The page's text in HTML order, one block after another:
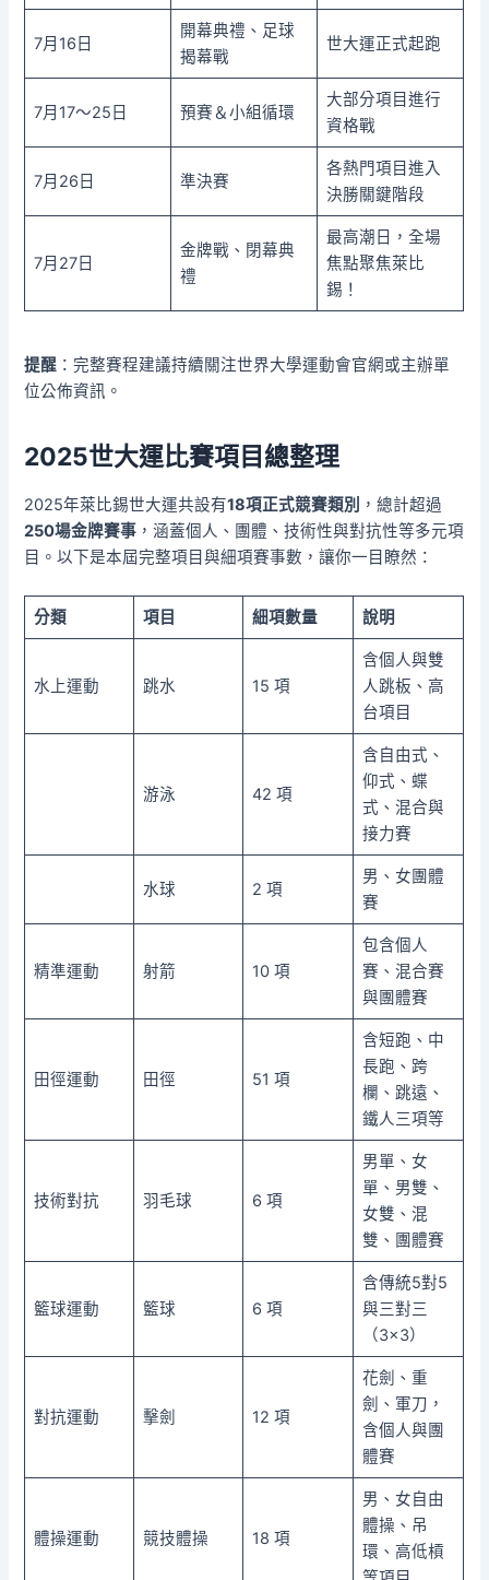
7月16日
開幕典禮、足球
揭幕戰
世大運正式起跑
7月17～25日 預賽＆小組循環
大部分項目進行
資格戰
7月26日 準決賽
各熱門項目進入
決勝關鍵階段
7月27日
金牌戰、閉幕典
禮
最高潮日，全場
焦點聚焦萊比
錫！
提醒 ：完整賽程建議持續關注世界大學運動會官網或主辦單
位公佈資訊。
2025世大運比賽項目總整理
2025年萊比錫世大運共設有18項正式競賽類別 ，總計超過
250場金牌賽事 ，涵蓋個人、團體、技術性與對抗性等多元項
目。以下是本屆完整項目與細項賽事數，讓你一目瞭然：
分類 項目 細項數量 說明
水上運動 跳水 15 項
含個人與雙
人跳板、高
台項目
游泳 42 項
含自由式、
仰式、蝶
式、混合與
接力賽
水球 2 項
男、女團體
賽
精準運動 射箭 10 項
包含個人
賽、混合賽
與團體賽
田徑運動 田徑 51 項
含短跑、中
長跑、跨
欄、跳遠、
鐵人三項等
技術對抗 羽毛球 6 項
男單、女
單、男雙、
女雙、混
雙、團體賽
籃球運動 籃球 6 項
含傳統5對5
與三對三
（3×3）
對抗運動 擊劍 12 項
花劍、重
劍、軍刀，
含個人與團
體賽
體操運動 競技體操 18 項
男、女自由
體操、吊
環、高低槓